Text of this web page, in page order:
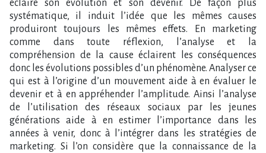
éclaire son évolution et son devenir. De façon plus
systématique, il induit l’idée que les mêmes causes
produiront toujours les mêmes effets. En marketing
comme dans toute réflexion, l’analyse et la
compréhension de la cause éclairent les conséquences
donc les évolutions possibles d’un phénomène. Analyser ce
qui est à l’origine d’un mouvement aide à en évaluer le
devenir et à en appréhender l’amplitude. Ainsi l’analyse
de l’utilisation des réseaux sociaux par les jeunes
générations aide à en estimer l’importance dans les
années à venir, donc à l’intégrer dans les stratégies de
marketing. Si l’on considère que la connaissance de la